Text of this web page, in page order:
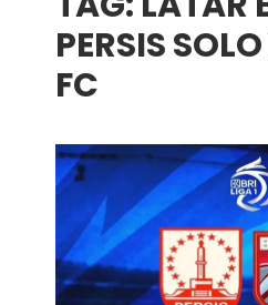
PERSIS
FC